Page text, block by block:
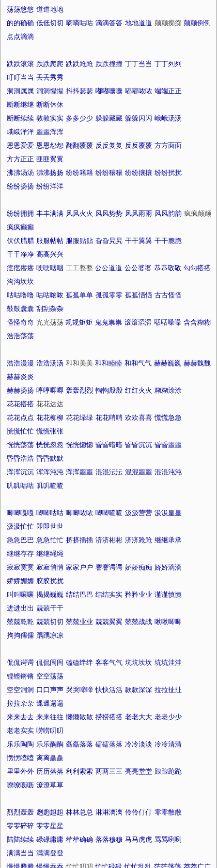
荡荡悠悠 道道地地
的的确确 低低切切 嘀嘀咕咕 滴滴答答 地地道道 颠颠痴痴 颠颠倒倒
点点滴滴
跌跌滚滚 跌跌爬爬 跌跌跄跄 跌跌撞撞 丁丁当当 丁丁列列
叮叮当当 丢丢秀秀
洞洞属属 洞洞惺惺 抖抖瑟瑟 嘟嘟囔囔 嘟嘟哝哝 端端正正
断断继继 断断休休
断断续续 敦敦实实 多多少少 躲躲藏藏 躲躲闪闪 峨峨汤汤
峨峨洋洋 噩噩浑浑
恩恩爱爱 恩恩怨怨 翻翻覆覆 反反复复 反反覆覆 方方面面
方方正正 匪匪翼翼
沸沸汤汤 沸沸扬扬 纷纷籍籍 纷纷穰穰 纷纷攘攘 纷纷扰扰
纷纷扬扬 纷纷洋洋
纷纷拥拥 丰丰满满 风风火火 风风势势 风风雨雨 风风韵韵 疯疯颠颠
疯疯癫癫
伏伏腊腊 服服帖帖 服服贴贴 旮旮旯旯 干干翼翼 干干脆脆
干干净净 高高兴兴
疙疙瘩瘩 哽哽咽咽 工工整整 公公道道 公公婆婆 恭恭敬敬 勾勾搭搭
沟沟坎坎
咕咕噜噜 咕咕哝哝 孤孤单单 孤孤零零 孤孤恓恓 古古怪怪
鼓鼓囊囊 刮刮杂杂
怪怪奇奇 光光荡荡 规规矩矩 鬼鬼祟祟 滚滚滔滔 聒聒噪噪 含含糊糊
浩浩荡荡
浩浩漫漫 浩浩汤汤 和和美美 和和睦睦 和和气气 赫赫巍巍 赫赫魏魏
赫赫炎炎
赫赫扬扬 哼哼唧唧 轰轰烈烈 輷輷殷殷 红红火火 糊糊涂涂
花花搭搭 花花达达
花花点点 花花柳柳 花花绿绿 花花哨哨 欢欢喜喜 慌慌急急
慌慌忙忙 慌慌张张
恍恍荡荡 恍恍忽忽 恍恍惚惚 昏昏暗暗 昏昏沉沉 昏昏噩噩
昏昏浩浩 昏昏默默
浑浑沉沉 浑浑沌沌 浑浑噩噩 混混沄沄 混混噩噩 混混沌沌
叽叽咕咕 叽叽喳喳
唧唧嘎嘎 唧唧咕咕 唧唧哝哝 唧唧喳喳 汲汲营营 汲汲皇皇
汲汲忙忙 即即世世
急急巴巴 急急忙忙 挤挤插插 济济彬彬 济济跄跄 继继承承
继继存存 继继绳绳
寂寂寞寞 寂寂悄悄 家家户户 謇謇谔谔 娇娇痴痴 娇娇滴滴
娇娇媚媚 胶胶扰扰
叫叫嚷嚷 揭揭巍巍 结结巴巴 结结实实 矜矜业业 谨谨慎慎
进进出出 兢兢干干
兢兢乾乾 兢兢切切 兢兢业业 兢兢翼翼 兢兢战战 啾啾唧唧
拘拘儒儒 踽踽凉凉
侃侃谔谔 侃侃訚訚 磕磕绊绊 客客气气 坑坑坎坎 坑坑洼洼
铿铿锵锵 空空荡荡
空空洞洞 口口声声 哭哭啼啼 快快活活 款款深深 拉拉扯扯
拉拉杂杂 邋邋遢遢
来来去去 来来往往 懒懒散散 捞捞搭搭 老老大大 老老少少
老老实实 唠唠叨叨
乐乐陶陶 乐乐醄醄 磊磊落落 礌礌落落 冷冷淡淡 冷冷清清
愣愣瞌瞌 离离矗矗
里里外外 历历落落 利利索索 两两三三 亮亮堂堂 踉踉跄跄
嘹嘹呖呖 潦潦草草
烈烈轰轰 趔趔趄趄 林林总总 淋淋漓漓 伶伶仃仃 零零散散
零零碎碎 零零星星
陆陆续续 碌碌庸庸 荦荦确确 落落穆穆 马马虎虎 骂骂咧咧
满满当当 满满登登